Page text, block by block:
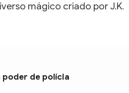
mágico criado por J.K.
de polícia